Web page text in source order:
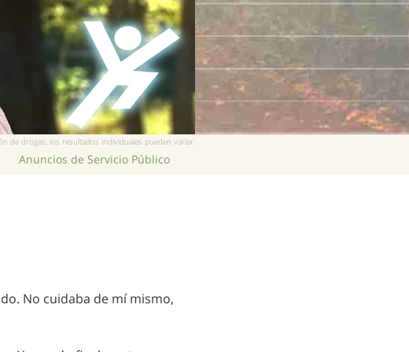
de drogas, los resultados individuales pueden variar.
Anuncios de Servicio Público
No cuidaba de mí mismo,